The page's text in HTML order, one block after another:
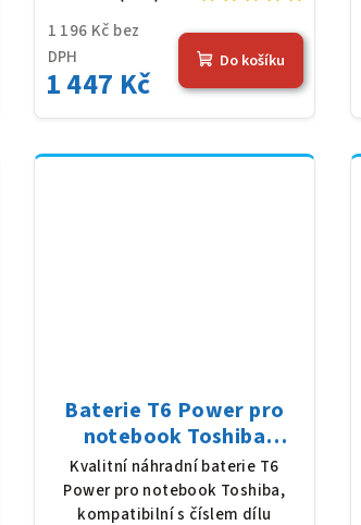
1 196 Kč bez
DPH
1 447 Kč
Do košíku
Baterie T6 Power pro
notebook Toshiba
PA3788U-1BAS, Li-Ion,
10,8 V, 5200 mAh (56 Wh),
černá
Kvalitní náhradní baterie T6
Power pro notebook Toshiba,
kompatibilní s číslem dílu